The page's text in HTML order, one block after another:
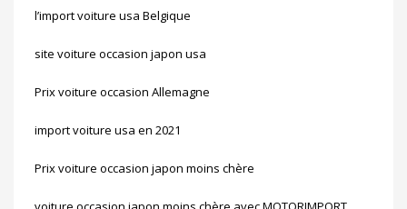
l’import voiture usa Belgique
site voiture occasion japon usa
Prix voiture occasion Allemagne
import voiture usa en 2021
Prix voiture occasion japon moins chère